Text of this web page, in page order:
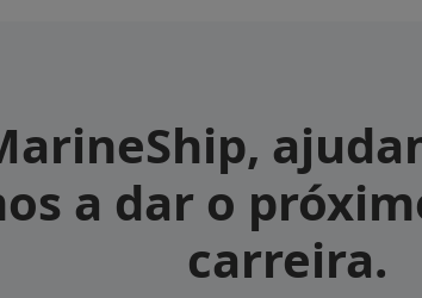
amais
oportunidades no mar —
a dar o
carreira.